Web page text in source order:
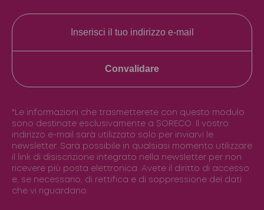
Convalidare
*Le informazioni che trasmetterete con questo modulo
sono destinate esclusivamente a SORECO. Il vostro
indirizzo e-mail sarà utilizzato solo per inviarvi le
newsletter. Sarà possibile in qualsiasi momento utilizzare
il link di disiscrizione integrato nella newsletter per non
ricevere più posta elettronica. Avete il diritto di accesso
e, se necessario, di rettifica e di soppressione dei dati
che vi riguardano.